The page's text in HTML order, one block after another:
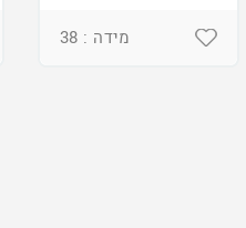
מידה : 38